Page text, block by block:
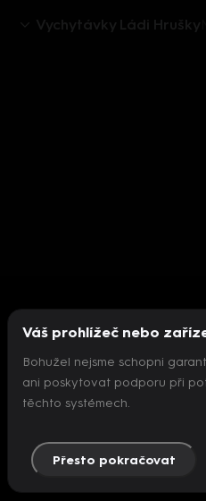
Vychytávky Ládi Hrušky
Nepodařilo se
Váš prohlížeč nebo
Bohužel nejsme schopni
ani poskytovat podporu při
těchto systémech.
Přesto pokračovat